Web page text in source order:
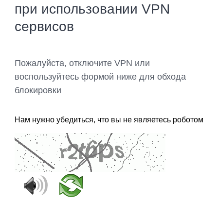
при использовании VPN
сервисов
Пожалуйста, отключите VPN или
воспользуйтесь формой ниже для обхода
блокировки
Нам нужно убедиться, что вы не являетесь роботом